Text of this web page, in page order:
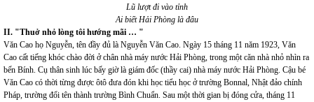
Lũ lượt đi vào tỉnh
Ai biết Hải Phòng là đâu
II. "Thuở nhỏ lòng tôi hướng mãi … "
Văn Cao họ Nguyễn, tên đầy đủ là Nguyễn Văn Cao. Ngày 15 tháng 11 năm 1923, Văn
Cao cất tiếng khóc chào đời ở chân nhà máy nước Hải Phòng, trong một căn nhà nhỏ nhìn ra
bến Bính. Cụ thân sinh lúc bấy giờ là giám đốc (thầy cai) nhà máy nước Hải Phòng. Cậu bé
Văn Cao có thời từng được ôtô đưa đón khi học tiểu học ở trường Bonnal, Nhật đảo chính
Pháp, trường đổi tên thành trường Bình Chuẩn. Sau một thời gian bị đóng cửa, tháng 11